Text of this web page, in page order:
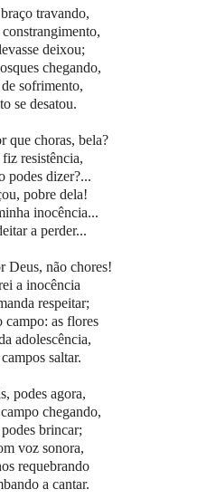
travando,
deixou;
chegando,
sofrimento,
se desatou.
que choras, bela?
resistência,
podes dizer?...
pobre dela!
inocência...
a perder...
Deus, não chores!
a inocência
respeitar;
campo: as flores
adolescência,
saltar.
podes agora,
chegando,
brincar;
voz sonora,
requebrando
a cantar.